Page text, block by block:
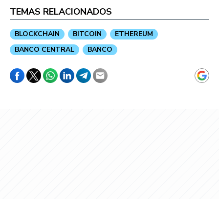
TEMAS RELACIONADOS
BLOCKCHAIN BITCOIN
ETHEREUM
BANCO CENTRAL
BANCO